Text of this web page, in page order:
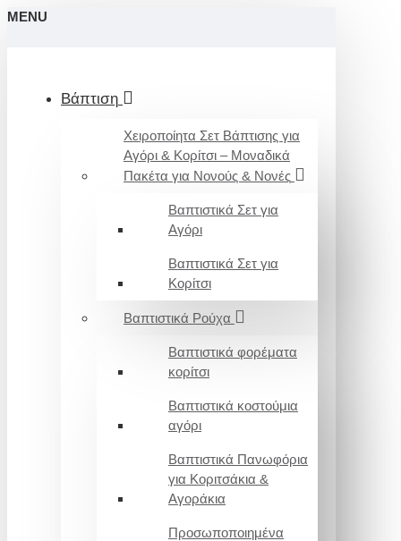
MENU
Βάπτιση
Χειροποίητα Σετ Βάπτισης για
Αγόρι & Κορίτσι – Μοναδικά
Πακέτα για Νονούς & Νονές
Βαπτιστικά Σετ για
Αγόρι
Βαπτιστικά Σετ για
Κορίτσι
Βαπτιστικά Ρούχα
Βαπτιστικά φορέματα
κορίτσι
Βαπτιστικά κοστούμια
αγόρι
Βαπτιστικά Πανωφόρια
για Κοριτσάκια &
Αγοράκια
Προσωποποιημένα